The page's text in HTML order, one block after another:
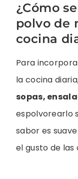
¿Cómo
polvo de
cocina
Para
la cocina
sopas,
espolvorearlo
sabor es
el gusto de las